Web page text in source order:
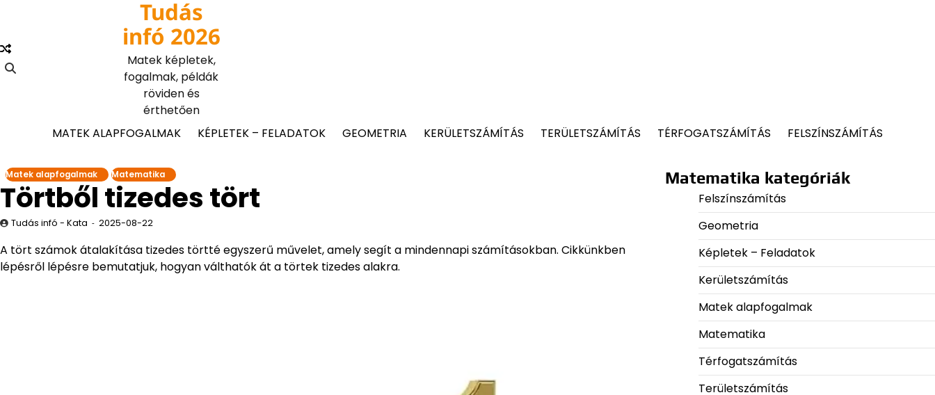
content
Tudás
infó 2026
Matek képletek,
fogalmak, példák
röviden és
érthetően
MATEK ALAPFOGALMAK
KÉPLETEK – FELADATOK GEOMETRIA KERÜLETSZÁMÍTÁS TERÜLETSZÁMÍTÁS TÉRFOGATSZÁMÍTÁS FELSZÍNSZÁMÍTÁS
Matek alapfogalmak Matematika
Törtből tizedes tört
Tudás infó - Kata 2025-08-22
A tört számok átalakítása tizedes törtté egyszerű művelet, amely segít a mindennapi számításokban. Cikkünkben
lépésről lépésre bemutatjuk, hogyan válthatók át a törtek tizedes alakra.
Matematika kategóriák
Felszínszámítás
Geometria
Képletek – Feladatok
Kerületszámítás
Matek alapfogalmak
Matematika
Térfogatszámítás
Területszámítás